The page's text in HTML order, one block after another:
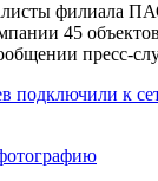
филиала
45
пресс-